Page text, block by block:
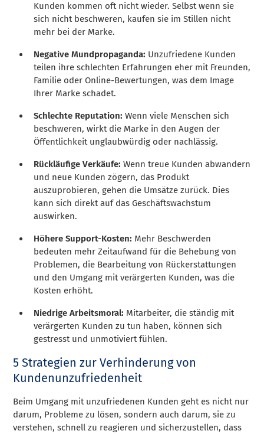
Kunden kommen oft nicht wieder. Selbst wenn sie
sich nicht beschweren, kaufen sie im Stillen nicht
mehr bei der Marke.
Negative Mundpropaganda: Unzufriedene Kunden
teilen ihre schlechten Erfahrungen eher mit Freunden,
Familie oder Online-Bewertungen, was dem Image
Ihrer Marke schadet.
Schlechte Reputation:Wenn viele Menschen sich
beschweren, wirkt die Marke in den Augen der
Öffentlichkeit unglaubwürdig oder nachlässig.
Rückläufige Verkäufe:Wenn treue Kunden abwandern
und neue Kunden zögern, das Produkt
auszuprobieren, gehen die Umsätze zurück. Dies
kann sich direkt auf das Geschäftswachstum
auswirken.
Höhere Support-Kosten: Mehr Beschwerden
bedeuten mehr Zeitaufwand für die Behebung von
Problemen, die Bearbeitung von Rückerstattungen
und den Umgang mit verärgerten Kunden, was die
Kosten erhöht.
Niedrige Arbeitsmoral: Mitarbeiter, die ständig mit
verärgerten Kunden zu tun haben, können sich
gestresst und unmotiviert fühlen.
5 Strategien zur Verhinderung von
Kundenunzufriedenheit
Beim Umgang mit unzufriedenen Kunden geht es nicht nur
darum, Probleme zu lösen, sondern auch darum, sie zu
verstehen, schnell zu reagieren und sicherzustellen, dass